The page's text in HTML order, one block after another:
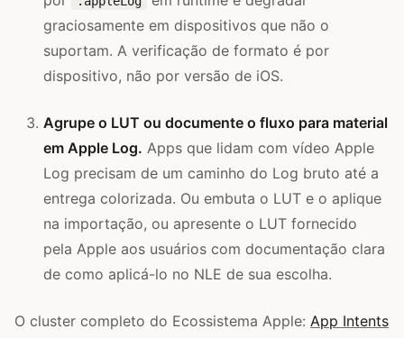
graciosamente em dispositivos que não o
suportam. A verificação de formato é por
dispositivo, não por versão de iOS.
Agrupe o LUT ou documente o fluxo para material
em Apple Log. Apps que lidam com vídeo Apple
Log precisam de um caminho do Log bruto até a
entrega colorizada. Ou embuta o LUT e o aplique
na importação, ou apresente o LUT fornecido
pela Apple aos usuários com documentação clara
de como aplicá-lo no NLE de sua escolha.
O cluster completo do Ecossistema Apple: App Intents